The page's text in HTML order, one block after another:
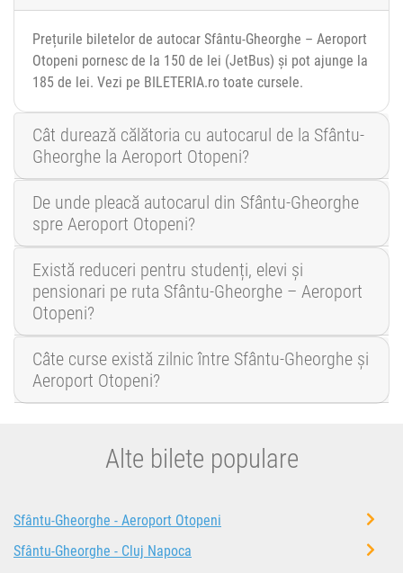
Prețurile biletelor de autocar Sfântu-Gheorghe – Aeroport
Otopeni pornesc de la 150 de lei (JetBus) și pot ajunge la
185 de lei. Vezi pe BILETERIA.ro toate cursele.
Cât durează călătoria cu autocarul de la Sfântu-
Gheorghe la Aeroport Otopeni?
De unde pleacă autocarul din Sfântu-Gheorghe
spre Aeroport Otopeni?
Există reduceri pentru studenți, elevi și
pensionari pe ruta Sfântu-Gheorghe – Aeroport
Otopeni?
Câte curse există zilnic între Sfântu-Gheorghe și
Aeroport Otopeni?
Alte bilete populare
Sfântu-Gheorghe - Aeroport Otopeni
Sfântu-Gheorghe - Cluj Napoca